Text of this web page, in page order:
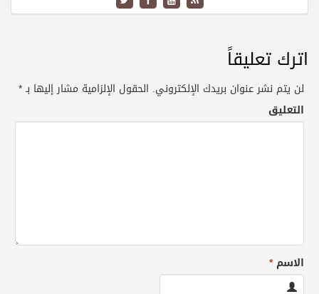
اترك تعليقاً
لن يتم نشر عنوان بريدك الإلكتروني. الحقول الإلزامية مشار إليها بـ*
التعليق
الاسم*